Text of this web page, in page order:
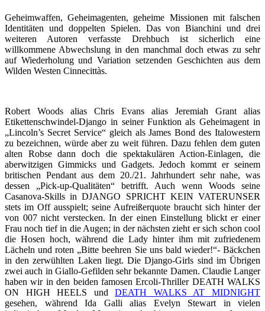
Geheimwaffen, Geheimagenten, geheime Missionen mit falschen
Identitäten und doppelten Spielen. Das von Bianchini und drei
weiteren Autoren verfasste Drehbuch ist sicherlich eine
willkommene Abwechslung in den manchmal doch etwas zu sehr
auf Wiederholung und Variation setzenden Geschichten aus dem
Wilden Westen Cinnecittàs.
Robert Woods alias Chris Evans alias Jeremiah Grant alias
Etikettenschwindel-Django in seiner Funktion als Geheimagent in
„Lincoln’s Secret Service“ gleich als James Bond des Italowestern
zu bezeichnen, würde aber zu weit führen. Dazu fehlen dem guten
alten Robse dann doch die spektakulären Action-Einlagen, die
aberwitzigen Gimmicks und Gadgets. Jedoch kommt er seinem
britischen Pendant aus dem 20./21. Jahrhundert sehr nahe, was
dessen „Pick-up-Qualitäten“ betrifft. Auch wenn Woods seine
Casanova-Skills in DJANGO SPRICHT KEIN VATERUNSER
stets im Off ausspielt; seine Aufreißerquote braucht sich hinter der
von 007 nicht verstecken. In der einen Einstellung blickt er einer
Frau noch tief in die Augen; in der nächsten zieht er sich schon cool
die Hosen hoch, während die Lady hinter ihm mit zufriedenem
Lächeln und roten „Bitte beehren Sie uns bald wieder!“- Bäckchen
in den zerwühlten Laken liegt. Die Django-Girls sind im Übrigen
zwei auch in Giallo-Gefilden sehr bekannte Damen. Claudie Langer
haben wir in den beiden famosen Ercoli-Thriller DEATH WALKS
ON HIGH HEELS undDEATH WALKS AT MIDNIGHT
gesehen, während Ida Galli alias Evelyn Stewart in vielen